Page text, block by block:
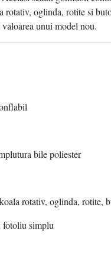
rotativ, oglinda, rotite si
unui model nou.
bile poliester
rotativ, oglinda, rotite,
fotoliu simplu